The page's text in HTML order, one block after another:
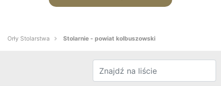
Orły Stolarstwa Stolarnie - powiat kolbuszowski